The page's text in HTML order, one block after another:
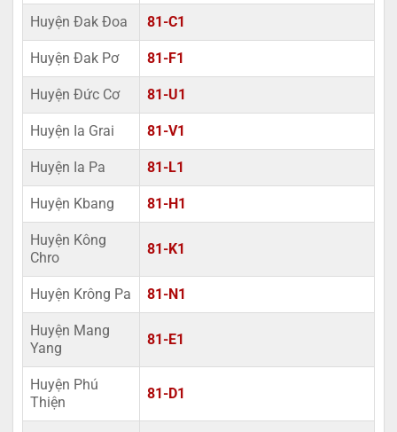
Huyện Đak Đoa 81-C1
Huyện Đak Pơ 81-F1
Huyện Đức Cơ 81-U1
Huyện Ia Grai 81-V1
Huyện Ia Pa 81-L1
Huyện Kbang 81-H1
Huyện Kông
Chro
81-K1
Huyện Krông Pa 81-N1
Huyện Mang
Yang
81-E1
Huyện Phú
Thiện
81-D1